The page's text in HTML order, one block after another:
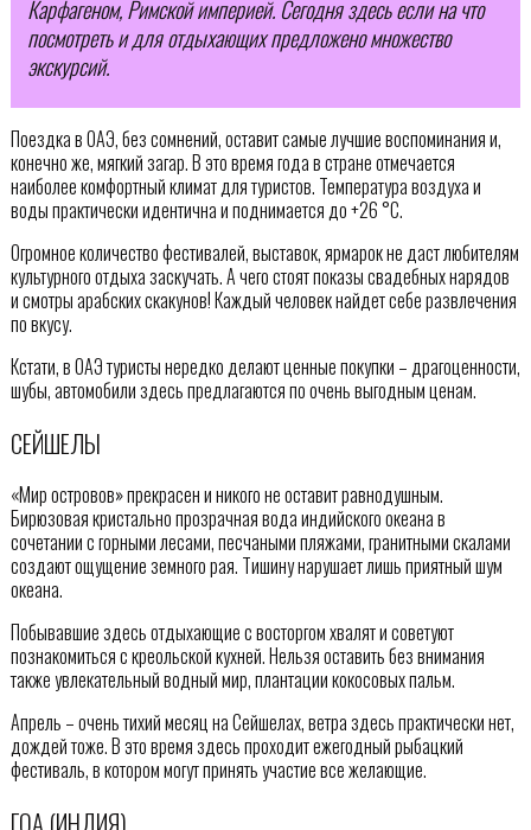
Карфагеном, Римской империей. Сегодня здесь если на что
посмотреть и для отдыхающих предложено множество
экскурсий.
Поездка в ОАЭ, без сомнений, оставит самые лучшие воспоминания и,
конечно же, мягкий загар. В это время года в стране отмечается
наиболее комфортный климат для туристов. Температура воздуха и
воды практически идентична и поднимается до +26 °С.
Огромное количество фестивалей, выставок, ярмарок не даст любителям
культурного отдыха заскучать. А чего стоят показы свадебных нарядов
и смотры арабских скакунов! Каждый человек найдет себе развлечения
по вкусу.
Кстати, в ОАЭ туристы нередко делают ценные покупки – драгоценности,
шубы, автомобили здесь предлагаются по очень выгодным ценам.
СЕЙШЕЛЫ
«Мир островов» прекрасен и никого не оставит равнодушным.
Бирюзовая кристально прозрачная вода индийского океана в
сочетании с горными лесами, песчаными пляжами, гранитными скалами
создают ощущение земного рая. Тишину нарушает лишь приятный шум
океана.
Побывавшие здесь отдыхающие с восторгом хвалят и советуют
познакомиться с креольской кухней. Нельзя оставить без внимания
также увлекательный водный мир, плантации кокосовых пальм.
Апрель – очень тихий месяц на Сейшелах, ветра здесь практически нет,
дождей тоже. В это время здесь проходит ежегодный рыбацкий
фестиваль, в котором могут принять участие все желающие.
ГОА (ИНДИЯ)